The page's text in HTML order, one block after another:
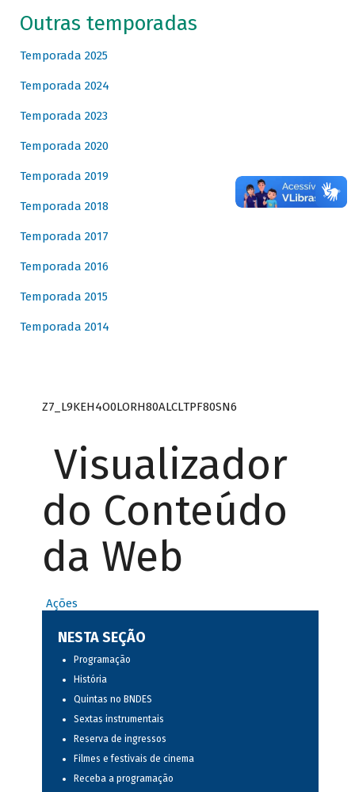
Outras temporadas
Temporada 2025
Temporada 2024
Temporada 2023
Temporada 2020
Temporada 2019
Temporada 2018
Temporada 2017
Temporada 2016
Temporada 2015
Temporada 2014
Z7_L9KEH4O0LORH80ALCLTPF80SN6
Visualizador
do Conteúdo
da Web
Ações
NESTA SEÇÃO
Programação
História
Quintas no BNDES
Sextas instrumentais
Reserva de ingressos
Filmes e festivais de cinema
Receba a programação